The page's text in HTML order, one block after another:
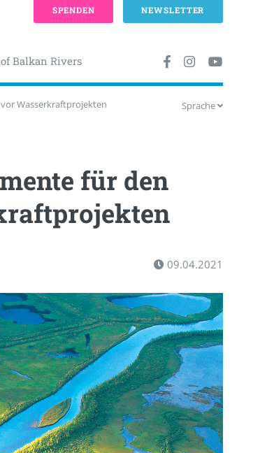
Balkan Rivers
Wasserkraftprojekten Sprache
für den
09.04.2021
SPENDEN NEWSLETTER